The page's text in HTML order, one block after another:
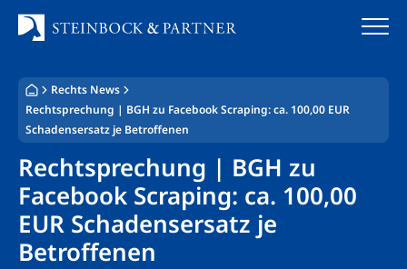
Inhalt
springen
Startseite
Kanzlei
Team
Standorte
Rechts News
Rechtsprechung | BGH zu Facebook Scraping: ca. 100,00 EUR
Schadensersatz je Betroffenen
Rechtsprechung | BGH zu
Facebook Scraping: ca. 100,00
EUR Schadensersatz je
Betroffenen